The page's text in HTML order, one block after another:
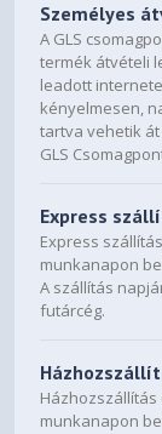
Személyes
A GLS
termék átvételi
leadott
kényelmesen,
tartva vehetik
GLS
Express
Express
munkanapon
A szállítás
futárcég.
munkanapon